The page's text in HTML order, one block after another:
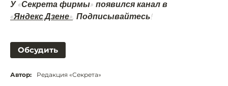
У «Секрета фирмы» появился канал в
«Яндекс.Дзене» . Подписывайтесь!
Обсудить
Автор: Редакция «Секрета»